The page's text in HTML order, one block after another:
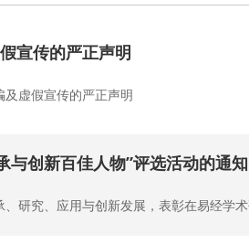
宣传的严正声明
虚假宣传的严正声明
与创新百佳人物”评选活动的通知
研究、应用与创新发展，表彰在易经学